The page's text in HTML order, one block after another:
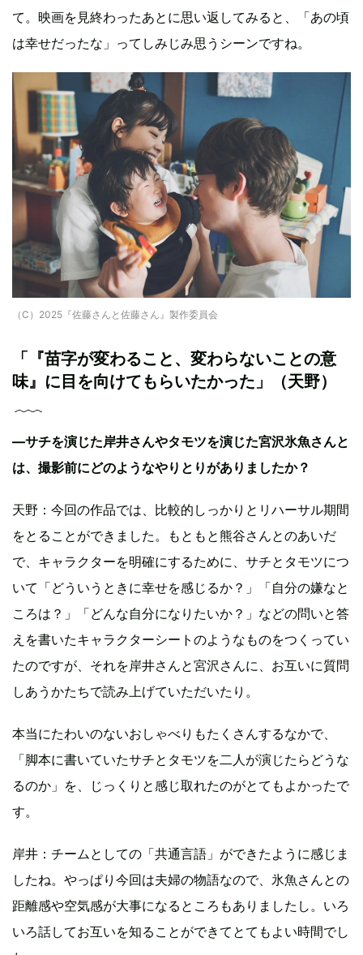
て。映画を見終わったあとに思い返してみると、「あの頃
は幸せだったな」ってしみじみ思うシーンですね。
（C）2025『佐藤さんと佐藤さん』製作委員会
「『苗字が変わること、変わらないことの意
味』に目を向けてもらいたかった」（天野）
—サチを演じた岸井さんやタモツを演じた宮沢氷魚さんと
は、撮影前にどのようなやりとりがありましたか？
天野：今回の作品では、比較的しっかりとリハーサル期間
をとることができました。もともと熊谷さんとのあいだ
で、キャラクターを明確にするために、サチとタモツにつ
いて「どういうときに幸せを感じるか？」「自分の嫌なと
ころは？」「どんな自分になりたいか？」などの問いと答
えを書いたキャラクターシートのようなものをつくってい
たのですが、それを岸井さんと宮沢さんに、お互いに質問
しあうかたちで読み上げていただいたり。
本当にたわいのないおしゃべりもたくさんするなかで、
「脚本に書いていたサチとタモツを二人が演じたらどうな
るのか」を、じっくりと感じ取れたのがとてもよかったで
す。
岸井：チームとしての「共通言語」ができたように感じま
したね。やっぱり今回は夫婦の物語なので、氷魚さんとの
距離感や空気感が大事になるところもありましたし。いろ
いろ話してお互いを知ることができてとてもよい時間でし